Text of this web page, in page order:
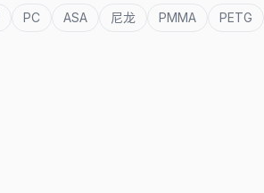
PC ASA 尼龙 PMMA PETG